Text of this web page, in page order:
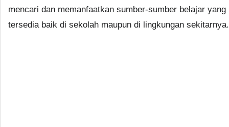
mencari dan memanfaatkan sumber-sumber belajar yang
tersedia baik di sekolah maupun di lingkungan sekitarnya.